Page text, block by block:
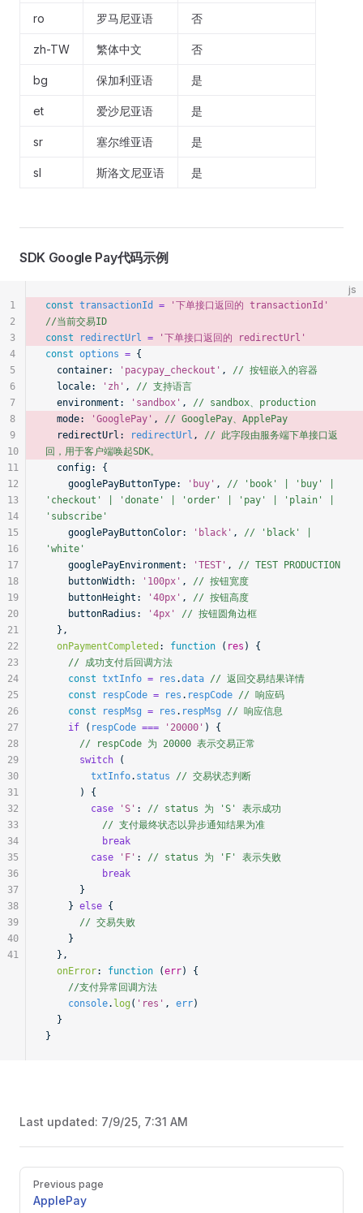
ro 罗马尼亚语 否
zh-TW 繁体中文 否
bg 保加利亚语 是
et 爱沙尼亚语 是
sr 塞尔维亚语 是
sl 斯洛文尼亚语 是
SDK Google Pay代码示例
js
const transactionId = '下单接口返回的 transactionId'
//当前交易ID
const redirectUrl = '下单接口返回的 redirectUrl'
const options = {
  container:
'pacypay_checkout' , // 按钮嵌入的容器
  locale:
'zh' , // 支持语言
  environment:
'sandbox' , // sandbox、production
  mode:
'GooglePay' , // GooglePay、ApplePay
  redirectUrl:
redirectUrl , // 此字段由服务端下单接口返
回，用于客户端唤起SDK。
  config:
{
    googlePayButtonType:
'buy' , // 'book' | 'buy' |
'checkout' | 'donate' | 'order' | 'pay' | 'plain' |
'subscribe'
    googlePayButtonColor:
'black' , // 'black' |
'white'
    googlePayEnvironment:
'TEST' , // TEST PRODUCTION
    buttonWidth:
'100px' , // 按钮宽度
    buttonHeight:
'40px' , // 按钮高度
    buttonRadius:
'4px'
// 按钮圆角边框
  },
  onPaymentCompleted
: function ( res ) {
    // 成功支付后回调方法
    const
txtInfo = res .data // 返回交易结果详情
    const
respCode = res . respCode // 响应码
    const
respMsg = res . respMsg // 响应信息
    if
( respCode === '20000' ) {
      // respCode 为 20000 表示交易正常
      switch
(
        txtInfo
. status // 交易状态判断
      ) {
        case
'S' : // status 为 'S' 表示成功
          // 支付最终状态以异步通知结果为准
          break
        case
'F' : // status 为 'F' 表示失败
          break
      }
    }
else {
      // 交易失败
    }
  },
  onError
: function (err) {
    //支付异常回调方法
    console
. log ( 'res' , err)
  }
}
1
2
3
4
5
6
7
8
9
10
11
12
13
14
15
16
17
18
19
20
21
22
23
24
25
26
27
28
29
30
31
32
33
34
35
36
37
38
39
40
41
Last updated: 7/9/25, 7:31 AM
Pager
Previous page
ApplePay